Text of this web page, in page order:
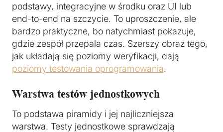
podstawy, integracyjne w środku oraz UI lub
end-to-end na szczycie. To uproszczenie, ale
bardzo praktyczne, bo natychmiast pokazuje,
gdzie zespół przepala czas. Szerszy obraz tego,
jak układają się poziomy weryfikacji, dają
poziomy testowania oprogramowania.
Warstwa testów jednostkowych
To podstawa piramidy i jej najliczniejsza
warstwa. Testy jednostkowe sprawdzają